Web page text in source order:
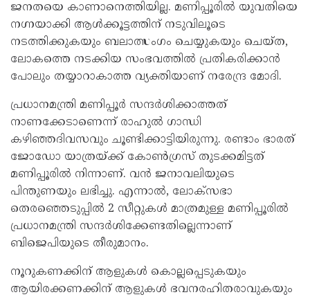
ജനതയെ കാണാനെത്തിയില്ല. മണിപ്പൂരില്‍ യുവതിയെ
നഗ്നയാക്കി ആള്‍ക്കൂട്ടത്തിന് നടുവിലൂടെ
നടത്തിക്കുകയും ബലാത്സംഗം ചെയ്യുകയും ചെയ്ത,
ലോകത്തെ നടക്കിയ സംഭവത്തില്‍ പ്രതികരിക്കാന്‍
പോലും തയ്യാറാകാത്ത വ്യക്തിയാണ് നരേന്ദ്ര മോദി.
പ്രധാനമന്ത്രി മണിപ്പൂര്‍ സന്ദര്‍ശിക്കാത്തത്
നാണക്കേടാണെന്ന് രാഹുല്‍ ഗാന്ധി
കഴിഞ്ഞദിവസവും ചൂണ്ടിക്കാട്ടിയിരുന്നു. രണ്ടാം ഭാരത്
ജോഡോ യാത്രയ്ക്ക് കോണ്‍ഗ്രസ് തുടക്കമിട്ടത്
മണിപ്പൂരില്‍ നിന്നാണ്. വന്‍ ജനാവലിയുടെ
പിന്തുണയും ലഭിച്ചു. എന്നാല്‍, ലോക്‌സഭാ
തെരഞ്ഞെടുപ്പില്‍ 2 സീറ്റുകള്‍ മാത്രമുള്ള മണിപ്പൂരില്‍
പ്രധാനമന്ത്രി സന്ദര്‍ശിക്കേണ്ടതില്ലെന്നാണ്
ബിജെപിയുടെ തീരുമാനം.
നൂറുകണക്കിന് ആളുകള്‍ കൊല്ലപ്പെടുകയും
ആയിരക്കണക്കിന് ആളുകള്‍ ഭവനരഹിതരാവുകയും